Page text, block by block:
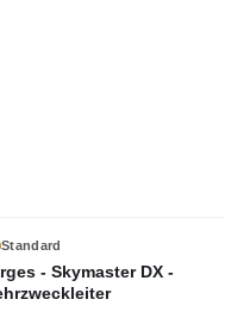
Standard
- Skymaster DX -